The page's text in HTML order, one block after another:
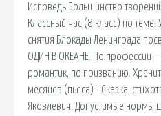
Исповедь Большинство
Классный час (8 класс) по
снятия Блокады Ленинграда
ОДИН В ОКЕАНЕ. По профессии
романтик, по призванию.
месяцев (пьеса) - Сказка,
Яковлевич. Допустимые нормы